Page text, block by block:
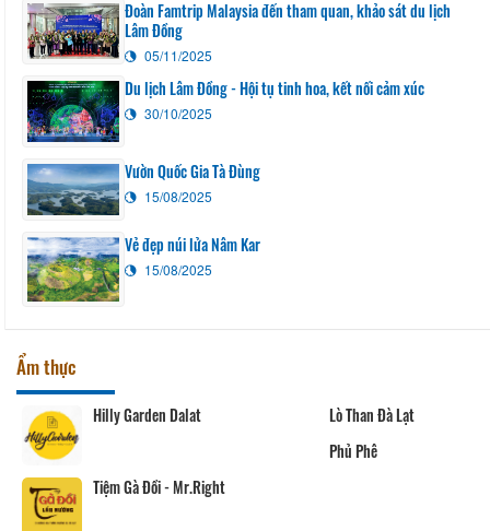
Đoàn Famtrip Malaysia đến tham quan, khảo sát du lịch
Lâm Đồng
05/11/2025
Du lịch Lâm Đồng - Hội tụ tinh hoa, kết nối cảm xúc
30/10/2025
Vườn Quốc Gia Tà Đùng
15/08/2025
Vẻ đẹp núi lửa Nâm Kar
15/08/2025
Ẩm thực
Hilly Garden Dalat Lò Than Đà Lạt
Phủ Phê
Tiệm Gà Đồi - Mr.Right